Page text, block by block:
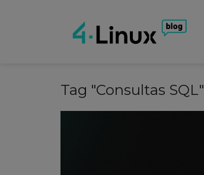
Tag "Consultas SQL"